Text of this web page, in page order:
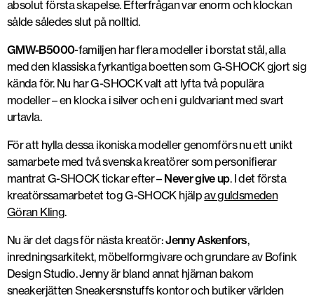
absolut första skapelse. Efterfrågan var enorm och klockan
sålde således slut på nolltid.
GMW-B5000-familjen har flera modeller i borstat stål, alla
med den klassiska fyrkantiga boetten som G-SHOCK gjort sig
kända för. Nu har G-SHOCK valt att lyfta två populära
modeller – en klocka i silver och en i guldvariant med svart
urtavla.
För att hylla dessa ikoniska modeller genomförs nu ett unikt
samarbete med två svenska kreatörer som personifierar
mantrat G-SHOCK tickar efter – Never give up. I det första
kreatörssamarbetet tog G-SHOCK hjälpav guldsmeden
Göran Kling.
Nu är det dags för nästa kreatör:Jenny Askenfors,
inredningsarkitekt, möbelformgivare ochgrundare av Bofink
Design Studio. Jenny är bland annat hjärnan bakom
sneakerjätten Sneakersnstuffs kontor och butiker världen